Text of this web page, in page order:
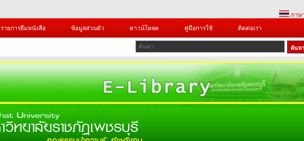
ภาษ
รายการยืมหนังสือ ข้อมูลส่วนตัว ดาวน์โหลด คู่มือการใช้ ติดต่อเรา